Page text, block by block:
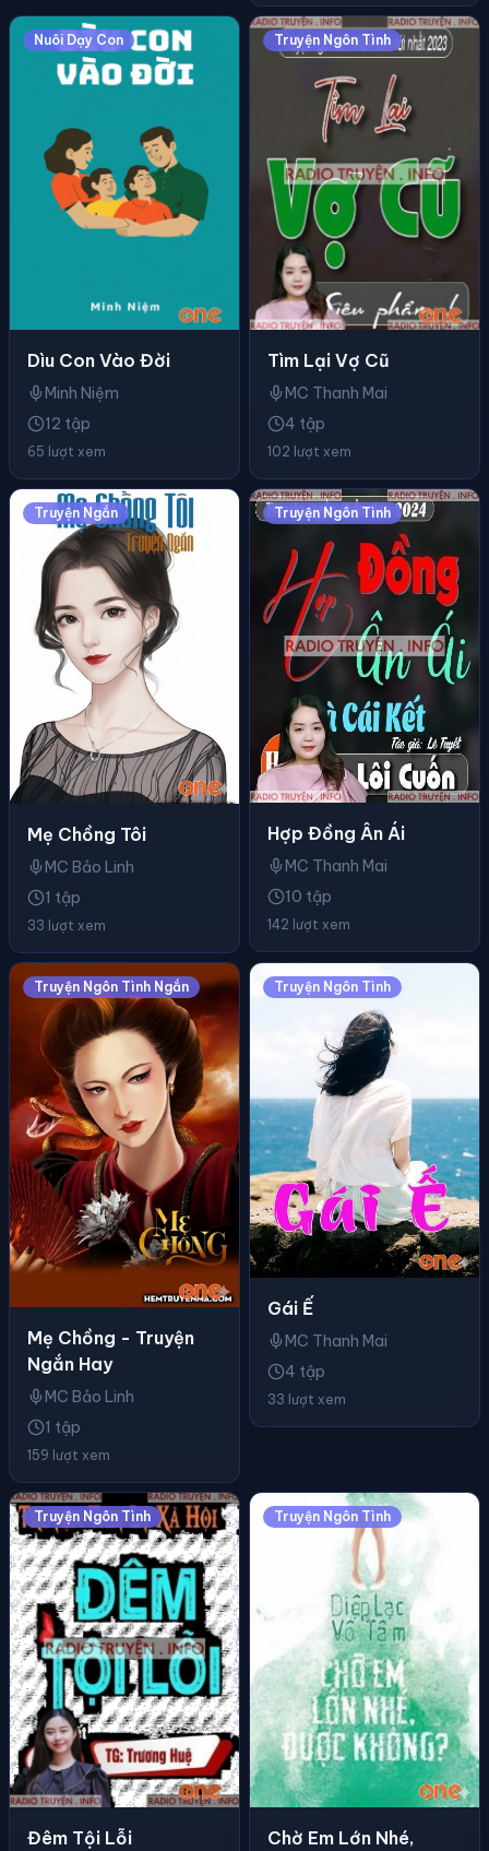
Nuôi Dạy Con
Dìu Con Vào Đời
Minh Niệm
12 tập
65 lượt xem
Truyện Ngôn Tình
Tìm Lại Vợ Cũ
MC Thanh Mai
4 tập
102 lượt xem
Truyện Ngắn
Mẹ Chồng Tôi
MC Bảo Linh
1 tập
33 lượt xem
Truyện Ngôn Tình
Hợp Đồng Ân Ái
MC Thanh Mai
10 tập
142 lượt xem
Truyện Ngôn Tình Ngắn
Mẹ Chồng - Truyện
Ngắn Hay
MC Bảo Linh
1 tập
159 lượt xem
Truyện Ngôn Tình
Gái Ế
MC Thanh Mai
4 tập
33 lượt xem
Truyện Ngôn Tình
Đêm Tội Lỗi
Truyện Ngôn Tình
Chờ Em Lớn Nhé,